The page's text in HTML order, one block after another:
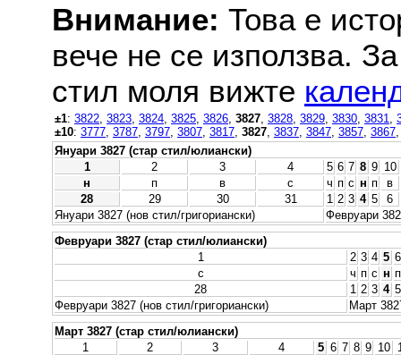
Внимание: Това е
вече не се използва.
стил моля вижте
±1: 3822 3823 3824 3825 3826 3827 3828 3829 3830 3831
±10: 3777 3787 3797 3807 3817 3827 3837 3847 3857 3867
Януари 3827 (стар стил/юлиански)
1
2 3 4 5 6 7 8 9 10
н
п в с ч п с н п
в
28
29 30 31 1 2 3 4 5
6
Януари 3827 (нов стил/григориански)
Февруари
Февруари 3827 (стар стил/юлиански)
1
2 3 4 5 6
с
ч п с н п
28
1 2 3 4 5
Февруари 3827 (нов стил/григориански)
Март
Март 3827 (стар стил/юлиански)
1
2 3 4 5 6 7 8 9 10